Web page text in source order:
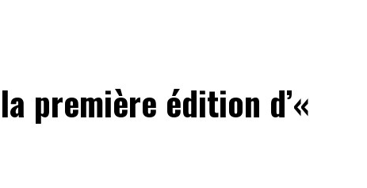
première édition d’«